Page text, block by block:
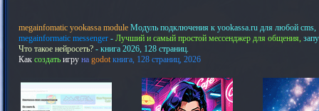
megainfomatic yookassa module Модуль подключения к yookassa.ru для любой cms,
megainformatic messenger - Лучший и самый простой мессенджер для общения,
Что такое нейросеть? - книга 2026, 128 страниц.
Как создать игру на godot книга, 128 страниц, 2026